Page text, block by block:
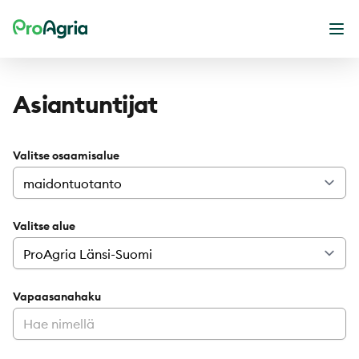
ProAgria
Asiantuntijat
Valitse osaamisalue
Valitse alue
Vapaasanahaku